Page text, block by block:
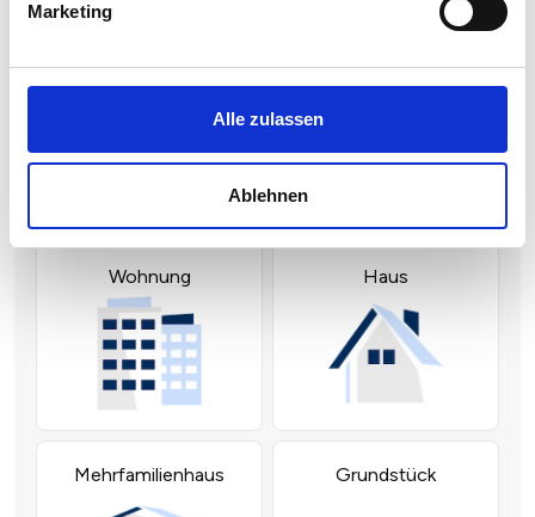
Marketing
Alle zulassen
Ablehnen